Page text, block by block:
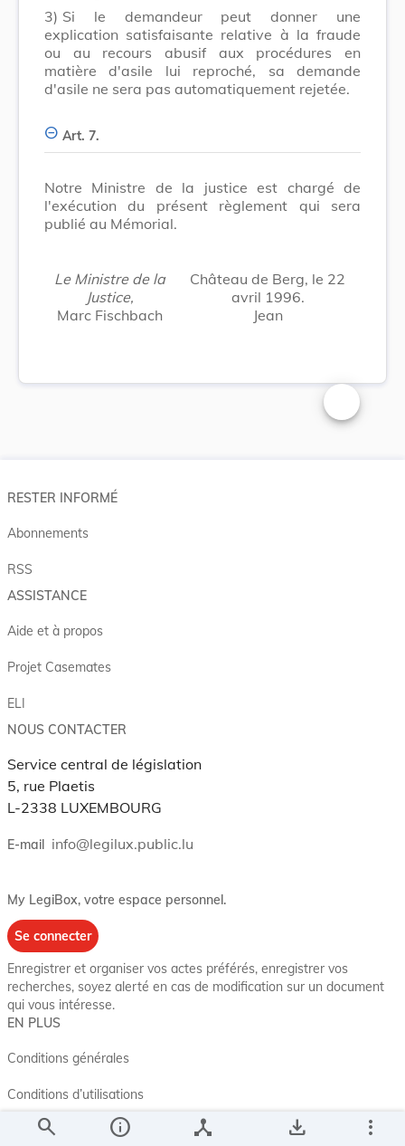
3) Si le demandeur peut donner une
explication satisfaisante relative à la fraude
ou au recours abusif aux procédures en
matière d'asile lui reproché, sa demande
d'asile ne sera pas automatiquement rejetée.
Art. 7.
Notre Ministre de la justice est chargé de
l'exécution du présent règlement qui sera
publié au Mémorial.
Le Ministre de la
Justice,
Marc Fischbach
Château de Berg, le 22
avril 1996.
Jean
Changer la
search info device_hub save_alt more_vert
RESTER INFORMÉ
Abonnements
RSS
ASSISTANCE
Aide et à propos
Projet Casemates
ELI
NOUS CONTACTER
Service central de législation
5, rue Plaetis
L-2338 LUXEMBOURG
E-mail info@legilux.public.lu
My LegiBox, votre espace personnel.
Se connecter
Enregistrer et organiser vos actes préférés, enregistrer vos
recherches, soyez alerté en cas de modification sur un document
qui vous intéresse.
EN PLUS
Conditions générales
Conditions d’utilisations
Accessibilité